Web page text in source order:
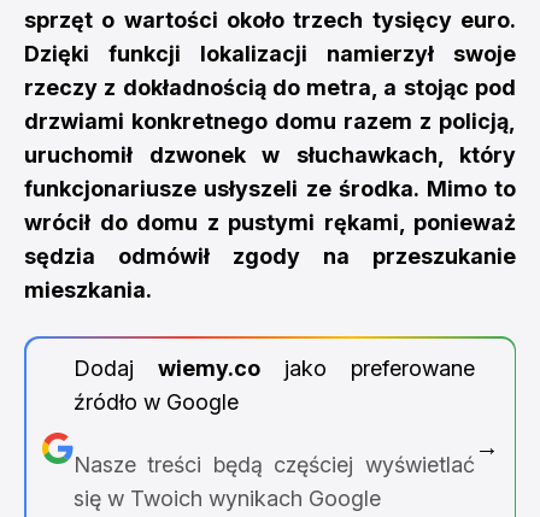
sprzęt o wartości około trzech tysięcy euro.
Dzięki funkcji lokalizacji namierzył swoje
rzeczy z dokładnością do metra, a stojąc pod
drzwiami konkretnego domu razem z policją,
uruchomił dzwonek w słuchawkach, który
funkcjonariusze usłyszeli ze środka. Mimo to
wrócił do domu z pustymi rękami, ponieważ
sędzia odmówił zgody na przeszukanie
mieszkania.
Dodaj wiemy.cojako preferowane
źródło w Google
Nasze treści będą częściej wyświetlać
się w Twoich wynikach Google
→